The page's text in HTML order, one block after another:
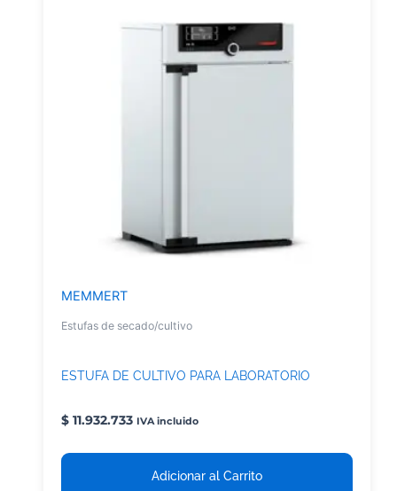
MEMMERT
Estufas de secado/cultivo
ESTUFA DE CULTIVO PARA LABORATORIO
$ 11.932.733 IVA incluido
Adicionar al Carrito